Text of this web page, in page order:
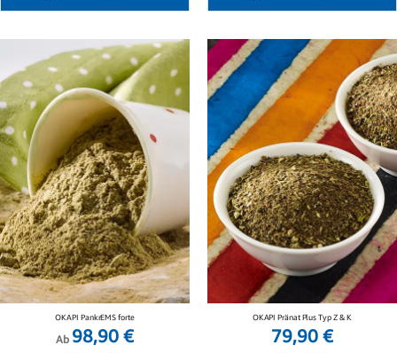
OKAPI PankrEMS forte
Ab 98,90 €
OKAPI Pränat Plus Typ Z & K
79,90 €